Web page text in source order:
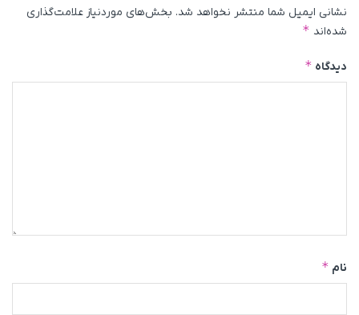
نشانی ایمیل شما منتشر نخواهد شد. بخش‌های موردنیاز علامت‌گذاری
شده‌اند *
دیدگاه *
نام *